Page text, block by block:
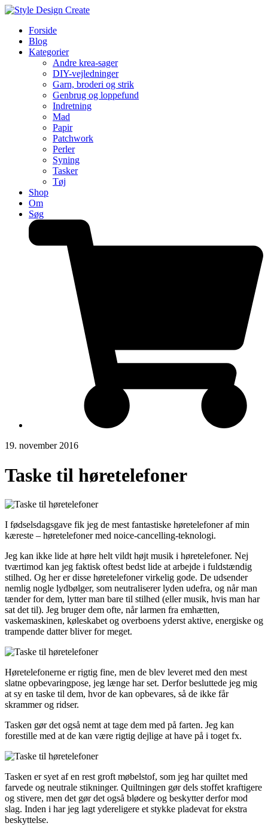
Forside
Blog
Kategorier
Andre krea-sager
DIY-vejledninger
Garn, broderi og strik
Genbrug og loppefund
Indretning
Mad
Papir
Patchwork
Perler
Syning
Tasker
Tøj
Shop
Om
Søg
19. november 2016
Taske til høretelefoner
I fødselsdagsgave fik jeg de mest fantastiske høretelefoner af min
kæreste – høretelefoner med noice-cancelling-teknologi.
Jeg kan ikke lide at høre helt vildt højt musik i høretelefoner. Nej
tværtimod kan jeg faktisk oftest bedst lide at arbejde i fuldstændig
stilhed. Og her er disse høretelefoner virkelig gode. De udsender
nemlig nogle lydbølger, som neutraliserer lyden udefra, og når man
tænder for dem, lytter man bare til stilhed (eller musik, hvis man har
sat det til). Jeg bruger dem ofte, når larmen fra emhætten,
vaskemaskinen, køleskabet og overboens yderst aktive, energiske og
trampende datter bliver for meget.
Høretelefonerne er rigtig fine, men de blev leveret med den mest
slatne opbevaringpose, jeg længe har set. Derfor besluttede jeg mig
at sy en taske til dem, hvor de kan opbevares, så de ikke får
skrammer og ridser.
Tasken gør det også nemt at tage dem med på farten. Jeg kan
forestille med at de kan være rigtig dejlige at have på i toget fx.
Tasken er syet af en rest groft møbelstof, som jeg har quiltet med
farvede og neutrale stikninger. Quiltningen gør dels stoffet kraftigere
og stivere, men det gør det også blødere og beskytter derfor mod
slag. Inden i har jeg lagt ydereligere et stykke pladevat for ekstra
beskyttelse.